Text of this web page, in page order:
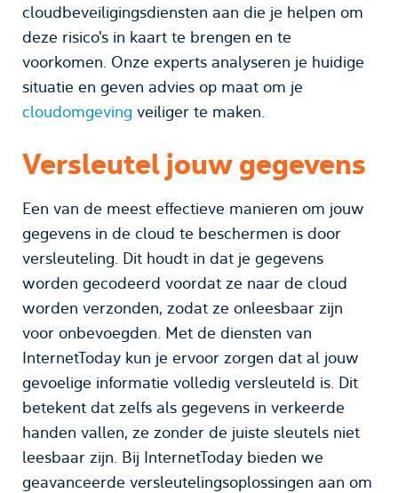
cloudbeveiligingsdiensten aan die je helpen om
deze risico's in kaart te brengen en te
voorkomen. Onze experts analyseren je huidige
situatie en geven advies op maat om je
cloudomgeving veiliger te maken.
Versleutel jouw gegevens
Een van de meest effectieve manieren om jouw
gegevens in de cloud te beschermen is door
versleuteling. Dit houdt in dat je gegevens
worden gecodeerd voordat ze naar de cloud
worden verzonden, zodat ze onleesbaar zijn
voor onbevoegden. Met de diensten van
InternetToday kun je ervoor zorgen dat al jouw
gevoelige informatie volledig versleuteld is. Dit
betekent dat zelfs als gegevens in verkeerde
handen vallen, ze zonder de juiste sleutels niet
leesbaar zijn. Bij InternetToday bieden we
geavanceerde versleutelingsoplossingen aan om